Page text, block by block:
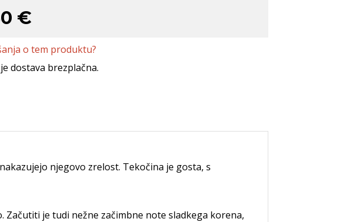
€
o tem produktu?
dostava brezplačna.
njegovo zrelost. Tekočina je gosta, s
je tudi nežne začimbne note sladkega korena,